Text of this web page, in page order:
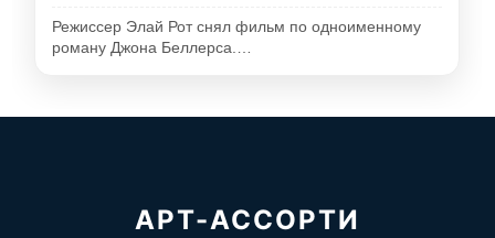
Режиссер Элай Рот снял фильм по одноименному
роману Джона Беллерса.…
АРТ-АССОРТИ